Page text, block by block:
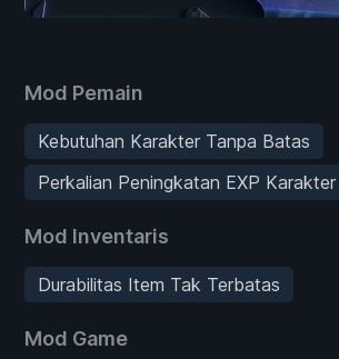
Mod Pemain
Kebutuhan Karakter Tanpa Batas
Perkalian Peningkatan EXP Karakter
Mod Inventaris
Durabilitas Item Tak Terbatas
Mod Game